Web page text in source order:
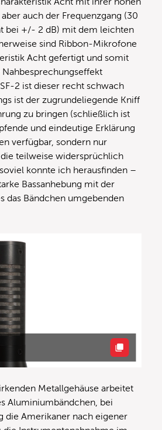
auch der Frequenzgang (30
bei +/- 2 dB) mit dem leichten
sind Ribbon-Mikrofone
Acht gefertigt und somit
2 ist dieser recht schwach
ist der zugrundeliegende Kniff
zu bringen (schließlich ist
und eindeutige Erklärung
verfügbar, sondern nur
die teilweise widersprüchlich
konnte ich herausfinden –
Bassanhebung mit der
das Bändchen umgebenden
Metallgehäuse arbeitet
Aluminiumbändchen, bei
die Amerikaner nach eigener